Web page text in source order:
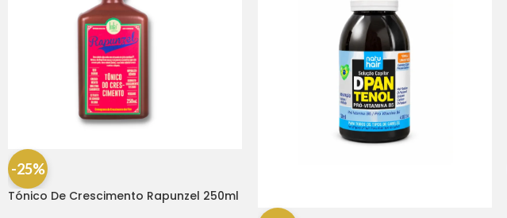
-25%
Tónico De Crescimento Rapunzel 250ml